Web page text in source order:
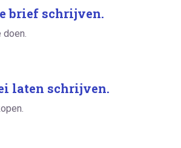
brief schrijven.
laten schrijven.